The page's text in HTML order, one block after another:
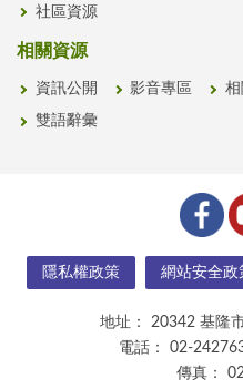
社區資源
相關資源
資訊公開 影音專區
雙語辭彙
隱私權政策 網站安全政
地址：
20342 基隆
電話：
02-
傳真：